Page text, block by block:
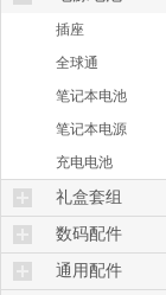
键鼠辅件
键鼠套装
鼠标垫腕托
触控笔
电脑锁
散热器
摄像头
硬盘/托架
板卡网关
插座
全球通
笔记本电池
笔记本电源
充电电池
礼盒套组
手机礼包
配件套组
数码配件
手机配件
通用配件